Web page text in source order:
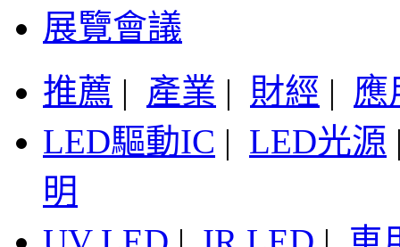
展覽會議
推薦 | 產業 | 財經 | 應
LED驅動IC | LED光源
明